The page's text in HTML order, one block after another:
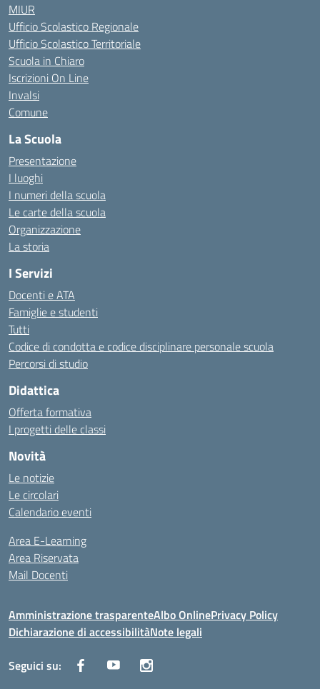
MIUR
Ufficio Scolastico Regionale
Ufficio Scolastico Territoriale
Scuola in Chiaro
Iscrizioni On Line
Invalsi
Comune
La Scuola
Presentazione
I luoghi
I numeri della scuola
Le carte della scuola
Organizzazione
La storia
I Servizi
Docenti e ATA
Famiglie e studenti
Tutti
Codice di condotta e codice disciplinare personale scuola
Percorsi di studio
Didattica
Offerta formativa
I progetti delle classi
Novità
Le notizie
Le circolari
Calendario eventi
Area E-Learning
Area Riservata
Mail Docenti
Amministrazione trasparenteAlbo OnlinePrivacy Policy
Dichiarazione di accessibilitàNote legali
Seguici su: